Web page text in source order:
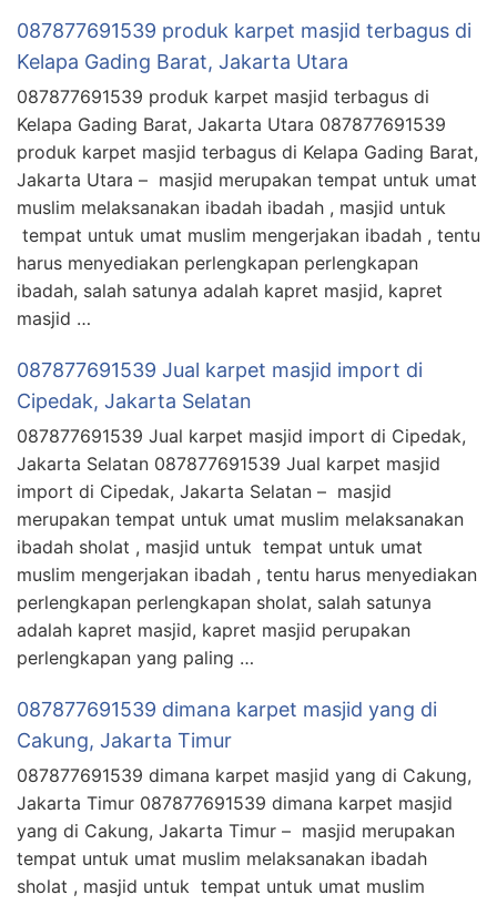
087877691539 produk karpet masjid terbagus di
Kelapa Gading Barat, Jakarta Utara
087877691539 produk karpet masjid terbagus di
Kelapa Gading Barat, Jakarta Utara 087877691539
produk karpet masjid terbagus di Kelapa Gading Barat,
Jakarta Utara – masjid merupakan tempat untuk umat
muslim melaksanakan ibadah ibadah , masjid untuk
tempat untuk umat muslim mengerjakan ibadah , tentu
harus menyediakan perlengkapan perlengkapan
ibadah, salah satunya adalah kapret masjid, kapret
masjid …
087877691539 Jual karpet masjid import di
Cipedak, Jakarta Selatan
087877691539 Jual karpet masjid import di Cipedak,
Jakarta Selatan 087877691539 Jual karpet masjid
import di Cipedak, Jakarta Selatan – masjid
merupakan tempat untuk umat muslim melaksanakan
ibadah sholat , masjid untuk tempat untuk umat
muslim mengerjakan ibadah , tentu harus menyediakan
perlengkapan perlengkapan sholat, salah satunya
adalah kapret masjid, kapret masjid perupakan
perlengkapan yang paling …
087877691539 dimana karpet masjid yang di
Cakung, Jakarta Timur
087877691539 dimana karpet masjid yang di Cakung,
Jakarta Timur 087877691539 dimana karpet masjid
yang di Cakung, Jakarta Timur – masjid merupakan
tempat untuk umat muslim melaksanakan ibadah
sholat , masjid untuk tempat untuk umat muslim